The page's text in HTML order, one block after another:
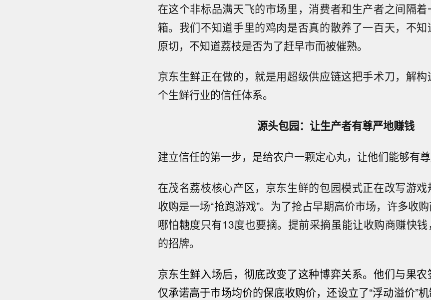
在这个非标品满天飞的市场里，消费者和生产者之间隔
箱。我们不知道手里的鸡肉是否真的散养了一百天，不
原切，不知道荔枝是否为了赶早市而被催熟。
京东生鲜正在做的，就是用超级供应链这把手术刀，解
个生鲜行业的信任体系。
源头包园：让生产者有尊严地赚钱
建立信任的第一步，是给农户一颗定心丸，让他们能够有尊
在茂名荔枝核心产区，京东生鲜的包园模式正在改写游
收购是一场“抢跑游戏”。为了抢占早期高价市场，许多收购
哪怕糖度只有13度也要摘。提前采摘虽能让收购商赚快
的招牌。
京东生鲜入场后，彻底改变了这种博弈关系。他们与果
仅承诺高于市场均价的保底收购价，还设立了“浮动溢价”